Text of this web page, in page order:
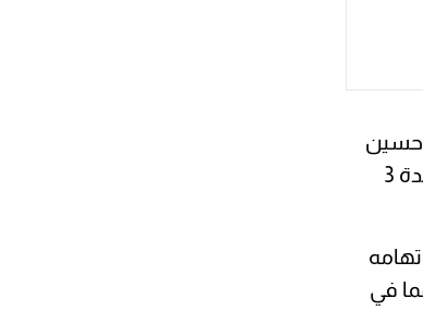
حسين
الشحات جناح فريق الكروي الأول بالنادي الأهلي بالحبس لمدة سنة مع إيقاف التنفيذ لمدة 3
اتهامه
في